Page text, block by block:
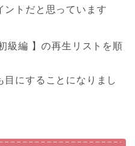
ントだと思っています
級編 】の再生リスト を順
目にすることになりまし